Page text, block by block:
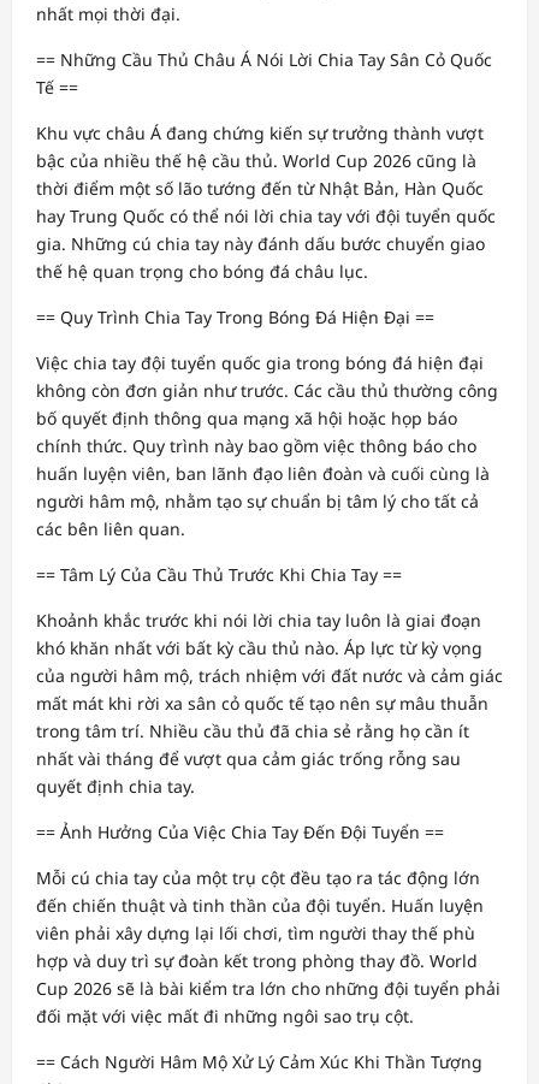
nhất mọi thời đại.
== Những Cầu Thủ Châu Á Nói Lời Chia Tay Sân Cỏ Quốc
Tế ==
Khu vực châu Á đang chứng kiến sự trưởng thành vượt
bậc của nhiều thế hệ cầu thủ. World Cup 2026 cũng là
thời điểm một số lão tướng đến từ Nhật Bản, Hàn Quốc
hay Trung Quốc có thể nói lời chia tay với đội tuyển quốc
gia. Những cú chia tay này đánh dấu bước chuyển giao
thế hệ quan trọng cho bóng đá châu lục.
== Quy Trình Chia Tay Trong Bóng Đá Hiện Đại ==
Việc chia tay đội tuyển quốc gia trong bóng đá hiện đại
không còn đơn giản như trước. Các cầu thủ thường công
bố quyết định thông qua mạng xã hội hoặc họp báo
chính thức. Quy trình này bao gồm việc thông báo cho
huấn luyện viên, ban lãnh đạo liên đoàn và cuối cùng là
người hâm mộ, nhằm tạo sự chuẩn bị tâm lý cho tất cả
các bên liên quan.
== Tâm Lý Của Cầu Thủ Trước Khi Chia Tay ==
Khoảnh khắc trước khi nói lời chia tay luôn là giai đoạn
khó khăn nhất với bất kỳ cầu thủ nào. Áp lực từ kỳ vọng
của người hâm mộ, trách nhiệm với đất nước và cảm giác
mất mát khi rời xa sân cỏ quốc tế tạo nên sự mâu thuẫn
trong tâm trí. Nhiều cầu thủ đã chia sẻ rằng họ cần ít
nhất vài tháng để vượt qua cảm giác trống rỗng sau
quyết định chia tay.
== Ảnh Hưởng Của Việc Chia Tay Đến Đội Tuyển ==
Mỗi cú chia tay của một trụ cột đều tạo ra tác động lớn
đến chiến thuật và tinh thần của đội tuyển. Huấn luyện
viên phải xây dựng lại lối chơi, tìm người thay thế phù
hợp và duy trì sự đoàn kết trong phòng thay đồ. World
Cup 2026 sẽ là bài kiểm tra lớn cho những đội tuyển phải
đối mặt với việc mất đi những ngôi sao trụ cột.
== Cách Người Hâm Mộ Xử Lý Cảm Xúc Khi Thần Tượng